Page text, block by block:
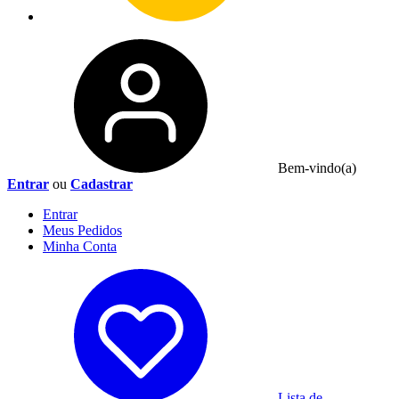
Bem-vindo(a)
Entrar ou Cadastrar
Entrar
Meus Pedidos
Minha Conta